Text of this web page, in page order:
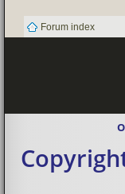
Forum index